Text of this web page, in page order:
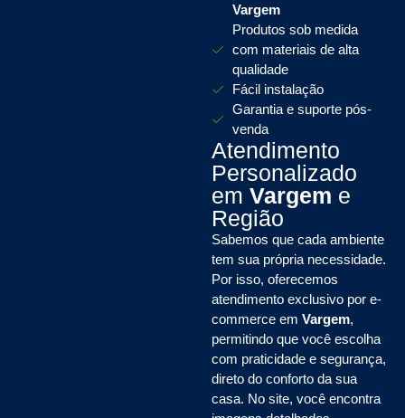
Vargem
Produtos sob medida
com materiais de alta
qualidade
Fácil instalação
Garantia e suporte pós-
venda
Atendimento
Personalizado
em Vargem e
Região
Sabemos que cada ambiente
tem sua própria necessidade.
Por isso, oferecemos
atendimento exclusivo por e-
commerce em Vargem,
permitindo que você escolha
com praticidade e segurança,
direto do conforto da sua
casa. No site, você encontra